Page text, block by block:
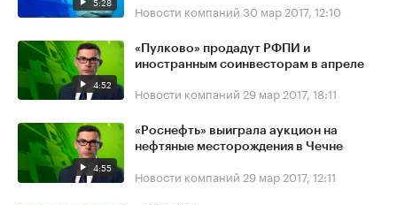
Новости компаний 30 мар 2017, 12:10
4:52
«Пулково» продадут РФПИ и
иностранным соинвесторам в апреле
Новости компаний 29 мар 2017, 18:11
4:55
«Роснефть» выиграла аукцион на
нефтяные месторождения в Чечне
Новости компаний 29 мар 2017, 12:11